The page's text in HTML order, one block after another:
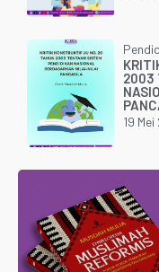
2003
19